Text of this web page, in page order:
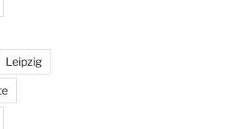
Leipzig